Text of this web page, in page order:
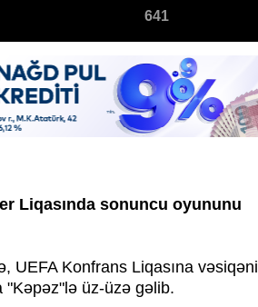
641
Liqasında sonuncu oyununu
UEFA Konfrans Liqasına vəsiqəni
üz-üzə gəlib.